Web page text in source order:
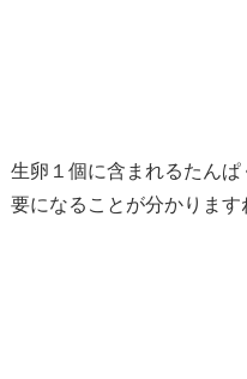
生卵１個に含まれるたん
要になることが分かります